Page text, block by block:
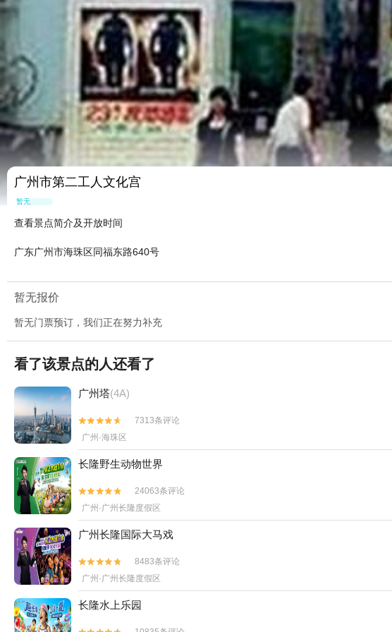
广州市第二工人文化宫
暂无点评
查看景点简介及开放时间
广东广州市海珠区同福东路640号
暂无报价
暂无门票预订，我们正在努力补充
看了该景点的人还看了
广州塔(4A)


7313条评论
广州·海珠区
长隆野生动物世界


24063条评论
广州·广州长隆度假区
广州长隆国际大马戏


8483条评论
广州·广州长隆度假区
长隆水上乐园